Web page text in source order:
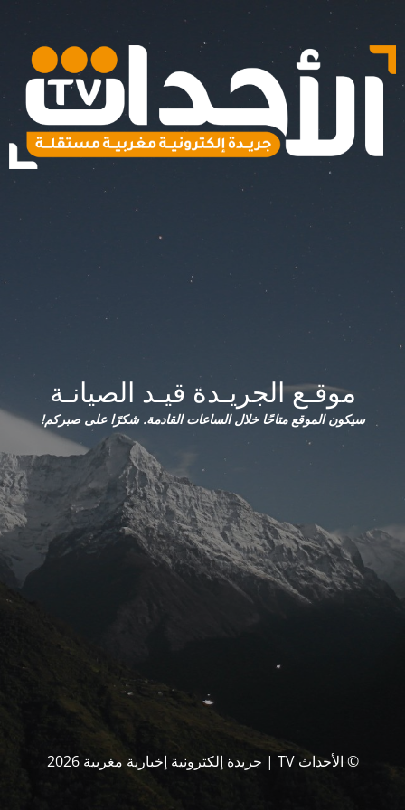
موقـع الجريـدة قيـد الصيانـة
سيكون الموقع متاحًا خلال الساعات القادمة. شكرًا على صبركم!
© الأحداث TV | جريدة إلكترونية إخبارية مغربية 2026